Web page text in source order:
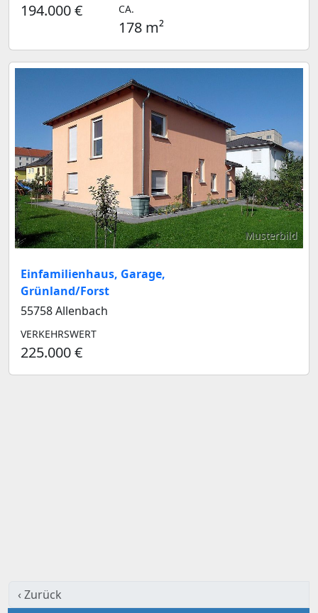
194.000 €
CA.
178 m²
Musterbild
Einfamilienhaus, Garage,
Grünland/Forst
55758 Allenbach
VERKEHRSWERT
225.000 €
‹ Zurück